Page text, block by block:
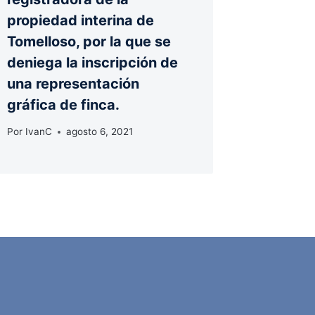
propiedad interina de
Tomelloso, por la que se
deniega la inscripción de
una representación
gráfica de finca.
Por IvanC agosto 6, 2021